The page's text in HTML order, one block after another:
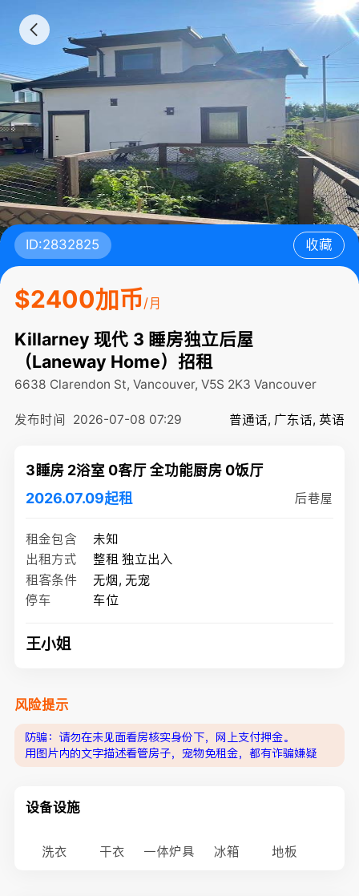
ID:2832825 收藏
$2400加币/月
Killarney 现代 3 睡房独立后屋
（Laneway Home）招租
6638 Clarendon St, Vancouver, V5S 2K3 Vancouver
发布时间 2026-07-08 07:29 普通话, 广东话, 英语
3睡房 2浴室 0客厅 全功能厨房 0饭厅
2026.07.09起租
后巷屋
租金包含
未知
出租方式
整租 独立出入
租客条件
无烟, 无宠
停车
车位
王小姐
风险提示
防骗：请勿在未见面看房核实身份下，网上支付押金。
用图片内的文字描述看管房子，宠物免租金，都有诈骗嫌疑
设备设施
洗衣 干衣 一体炉具 冰箱 地板